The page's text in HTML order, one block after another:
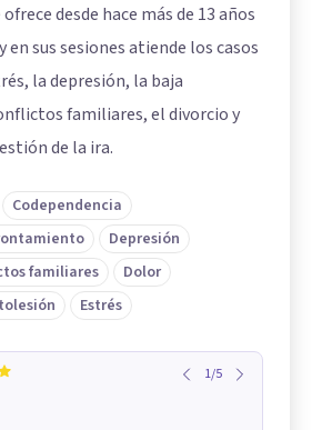
desde hace más de 13 años
en sus sesiones atiende los casos
la depresión, la baja
familiares, el divorcio y
de la ira.
Codependencia
Depresión
familiares
Dolor
Estrés
1/5